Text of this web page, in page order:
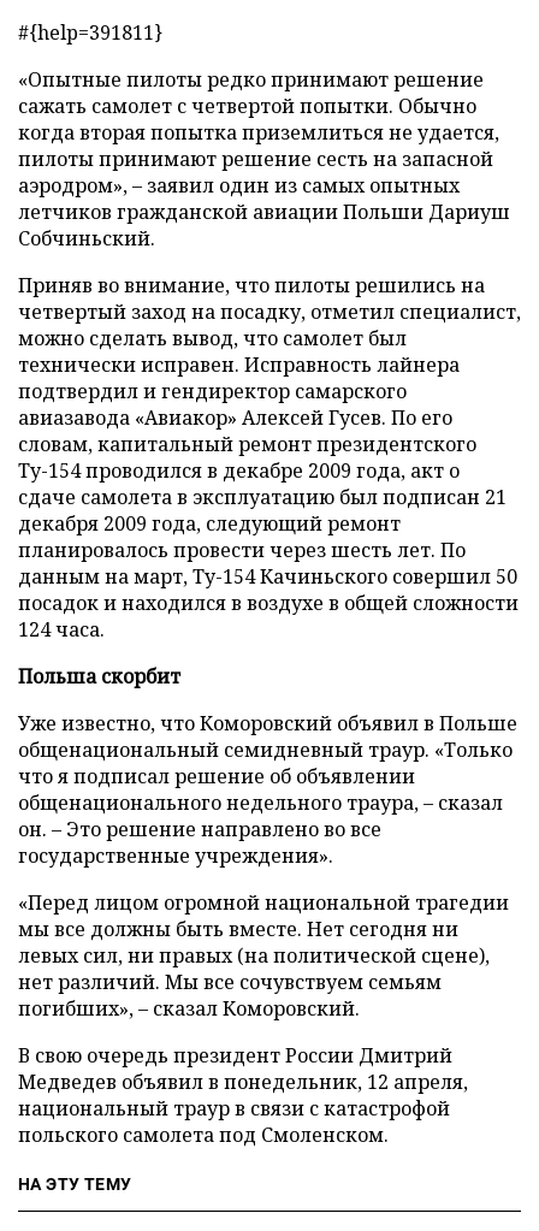
#{help=391811}
«Опытные пилоты редко принимают решение
сажать самолет с четвертой попытки. Обычно
когда вторая попытка приземлиться не удается,
пилоты принимают решение сесть на запасной
аэродром», – заявил один из самых опытных
летчиков гражданской авиации Польши Дариуш
Собчиньский.
Приняв во внимание, что пилоты решились на
четвертый заход на посадку, отметил специалист,
можно сделать вывод, что самолет был
технически исправен. Исправность лайнера
подтвердил и гендиректор самарского
авиазавода «Авиакор» Алексей Гусев. По его
словам, капитальный ремонт президентского
Ту-154 проводился в декабре 2009 года, акт о
сдаче самолета в эксплуатацию был подписан 21
декабря 2009 года, следующий ремонт
планировалось провести через шесть лет. По
данным на март, Ту-154 Качиньского совершил 50
посадок и находился в воздухе в общей сложности
124 часа.
Польша скорбит
Уже известно, что Коморовский объявил в Польше
общенациональный семидневный траур. «Только
что я подписал решение об объявлении
общенационального недельного траура, – сказал
он. – Это решение направлено во все
государственные учреждения».
«Перед лицом огромной национальной трагедии
мы все должны быть вместе. Нет сегодня ни
левых сил, ни правых (на политической сцене),
нет различий. Мы все сочувствуем семьям
погибших», – сказал Коморовский.
В свою очередь президент России Дмитрий
Медведев объявил в понедельник, 12 апреля,
национальный траур в связи с катастрофой
польского самолета под Смоленском.
НА ЭТУ ТЕМУ